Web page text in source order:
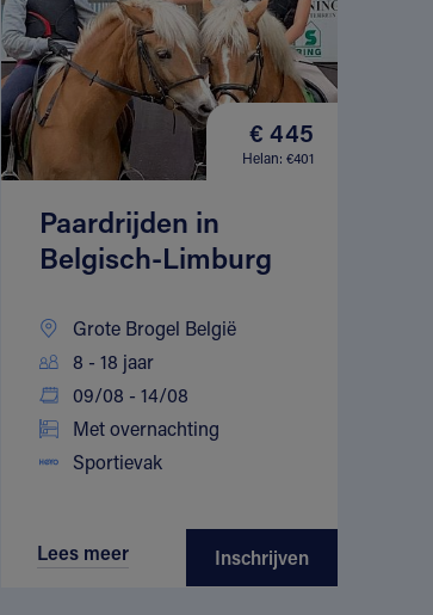
€ 445
Helan: €401
Paardrijden in
Belgisch-Limburg
Grote Brogel België
8 - 18 jaar
09/08 - 14/08
Met overnachting
Sportievak
Lees meer Inschrijven